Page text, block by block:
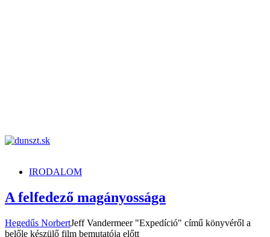
IRODALOM
A felfedező magányossága
Hegedűs NorbertJeff Vandermeer "Expedíció" című könyvéről a
belőle készülő film bemutatója előtt